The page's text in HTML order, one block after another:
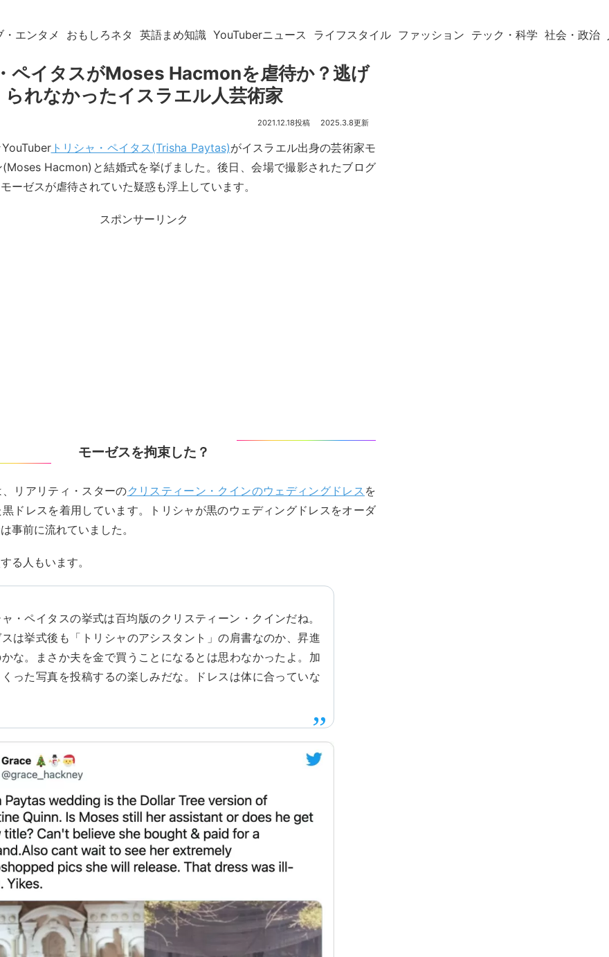
・エンタメ おもしろネタ 英語まめ知識 YouTuberニュース ライフスタイル ファッション テック・科学 社会・政治
ペイタスがMoses Hacmonを虐待か？逃げ
られなかったイスラエル人芸術家
2021.12.18 2025.3.8
トリシャ・ペイタス(Trisha Paytas)がイスラエル出身の芸術家モ
Hacmon)と結婚式を挙げました。後日、会場で撮影されたブログ
ーゼスが虐待されていた疑惑も浮上しています。
スポンサーリンク
モーゼスを拘束した？
リアリティ・スターのクリスティーン・クインのウェディングドレス を
ドレスを着用しています。トリシャが黒のウェディングドレスをオーダ
事前に流れていました。
る人もいます。
ャ・ペイタスの挙式は百均版のクリスティーン・クインだね。
は挙式後も「トリシャのアシスタント」の肩書なのか、昇進
な。まさか夫を金で買うことになるとは思わなかったよ。加
った写真を投稿するの楽しみだな。ドレスは体に合っていな